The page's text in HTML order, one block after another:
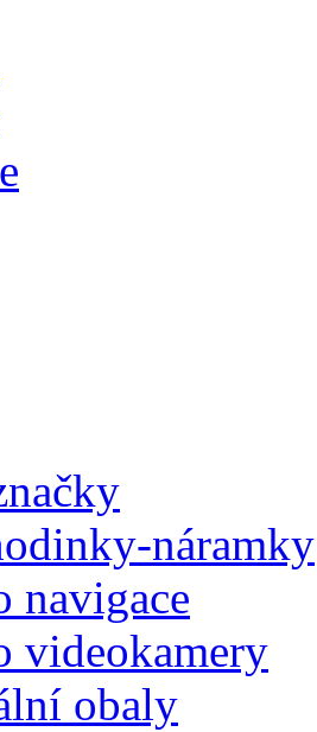
náramky
navigace
videokamery
obaly